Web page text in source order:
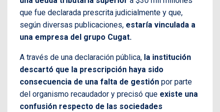
que fue declarada prescrita judicialmente y que,
según diversas publicaciones, estaría vinculada a
una empresa del grupo Cugat.
A través de una declaración pública, la institución
descartó que la prescripción haya sido
consecuencia de una falta de gestión por parte
del organismo recaudador y precisó que existe una
confusión respecto de las sociedades